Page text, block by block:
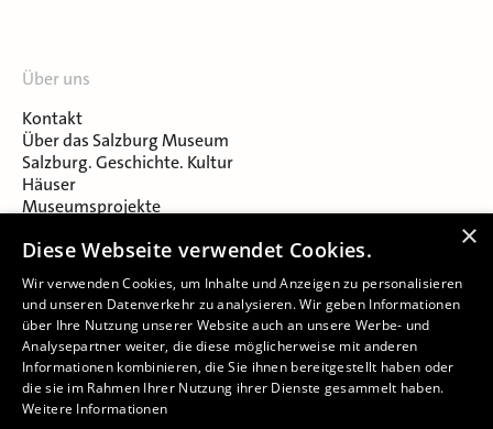
Über uns
Kontakt
Über das Salzburg Museum
Salzburg. Geschichte. Kultur
Häuser
Museumsprojekte
Museumsverein Celtic Heritage
Karriere & Jobs
×
Diese Webseite verwendet Cookies.
Wir verwenden Cookies, um Inhalte und Anzeigen zu personalisieren
und unseren Datenverkehr zu analysieren. Wir geben Informationen
über Ihre Nutzung unserer Website auch an unsere Werbe- und
Analysepartner weiter, die diese möglicherweise mit anderen
Informationen kombinieren, die Sie ihnen bereitgestellt haben oder
die sie im Rahmen Ihrer Nutzung ihrer Dienste gesammelt haben.
Weitere Informationen